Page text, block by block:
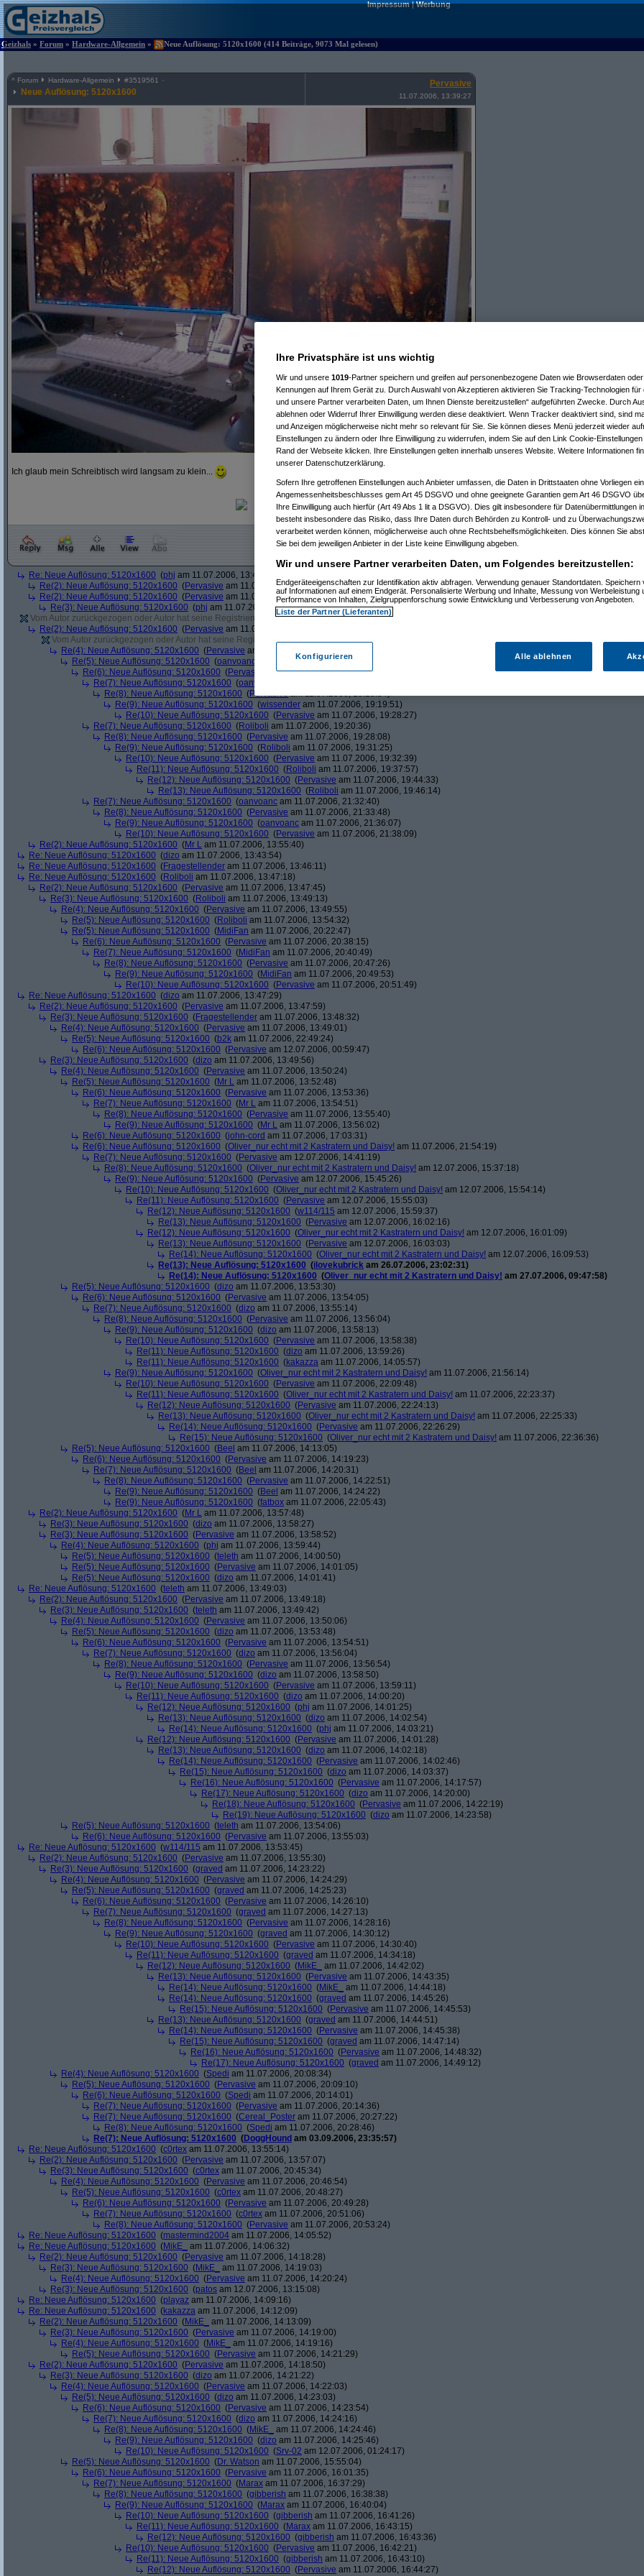
Impressum|Werbung
Geizhals » Forum » Hardware-Allgemein » Neue Auflösung: 5120x1600 (414 Beiträge, 9073 Mal gelesen)
^ Forum Hardware-Allgemein #3519561
Neue Auflösung: 5120x1600
Pervasive
11.07.2006, 13:39:27
Ich glaub mein Schreibtisch wird langsam zu klein...
Re: Neue Auflösung: 5120x1600 (phj am 11.07.2006, 13:40:39)
Re(2): Neue Auflösung: 5120x1600 (Pervasive am 11.07.2006, 13:41:12)
Re(2): Neue Auflösung: 5120x1600 (Pervasive am 11.07.2006, 13:51:49)
Re(3): Neue Auflösung: 5120x1600 (phj am 11.07.2006, 13:52:12)
Vom Autor zurückgezogen oder Autor hat seine Registrierung nicht bestätigt(Nagelfaram 11.07.2006, 13:41:09)
Re(2): Neue Auflösung: 5120x1600 (Pervasive am 11.07.2006, 13:41:43)
Vom Autor zurückgezogen oder Autor hat seine Registrierung nicht bestätigt(Nagelfar
Re(4): Neue Auflösung: 5120x1600 (Pervasive am 11.07.2006, 13:43:22)
Re(5): Neue Auflösung: 5120x1600 (oanvoanc
am 11.07.2006, 19:06:23)
Re(6): Neue Auflösung: 5120x1600 (Pervasive
am 11.07.2006, 19:16:41)
Re(7): Neue Auflösung: 5120x1600 (oanvoanc
Re(8): Neue Auflösung: 5120x1600 (Pervasiveam 11.07.2006, 19:18:54)
Re(9): Neue Auflösung: 5120x1600 (wissender am 11.07.2006, 19:19:51)
Re(10): Neue Auflösung: 5120x1600 (Pervasive am 11.07.2006, 19:28:27)
Re(7): Neue Auflösung: 5120x1600 (Roliboli am 11.07.2006, 19:20:36)
Re(8): Neue Auflösung: 5120x1600 (Pervasive am 11.07.2006, 19:28:08)
Re(9): Neue Auflösung: 5120x1600 (Roliboli am 11.07.2006, 19:31:25)
Re(10): Neue Auflösung: 5120x1600 (Pervasive am 11.07.2006, 19:32:39)
Re(11): Neue Auflösung: 5120x1600 (Roliboli am 11.07.2006, 19:37:57)
Re(12): Neue Auflösung: 5120x1600 (Pervasive am 11.07.2006, 19:44:33)
Re(13): Neue Auflösung: 5120x1600 (Roliboli am 11.07.2006, 19:46:14)
Re(7): Neue Auflösung: 5120x1600 (oanvoanc am 11.07.2006, 21:32:40)
Re(8): Neue Auflösung: 5120x1600 (Pervasive am 11.07.2006, 21:33:48)
Re(9): Neue Auflösung: 5120x1600 (oanvoanc am 11.07.2006, 21:36:07)
Re(10): Neue Auflösung: 5120x1600 (Pervasive am 11.07.2006, 21:38:09)
Re(2): Neue Auflösung: 5120x1600 (Mr L am 11.07.2006, 13:55:40)
Re: Neue Auflösung: 5120x1600 (dizo am 11.07.2006, 13:43:54)
Re: Neue Auflösung: 5120x1600 (Fragestellender am 11.07.2006, 13:46:11)
Re: Neue Auflösung: 5120x1600 (Roliboli am 11.07.2006, 13:47:18)
Re(2): Neue Auflösung: 5120x1600 (Pervasive am 11.07.2006, 13:47:45)
Re(3): Neue Auflösung: 5120x1600 (Roliboli am 11.07.2006, 13:49:13)
Re(4): Neue Auflösung: 5120x1600 (Pervasive am 11.07.2006, 13:49:55)
Re(5): Neue Auflösung: 5120x1600 (Roliboli am 11.07.2006, 13:54:32)
Re(5): Neue Auflösung: 5120x1600 (MidiFan am 11.07.2006, 20:22:47)
Re(6): Neue Auflösung: 5120x1600 (Pervasive am 11.07.2006, 20:38:15)
Re(7): Neue Auflösung: 5120x1600 (MidiFan am 11.07.2006, 20:40:49)
Re(8): Neue Auflösung: 5120x1600 (Pervasive am 11.07.2006, 20:47:26)
Re(9): Neue Auflösung: 5120x1600 (MidiFan am 11.07.2006, 20:49:53)
Re(10): Neue Auflösung: 5120x1600 (Pervasive am 11.07.2006, 20:51:49)
Re: Neue Auflösung: 5120x1600 (dizo am 11.07.2006, 13:47:29)
Re(2): Neue Auflösung: 5120x1600 (Pervasive am 11.07.2006, 13:47:59)
Re(3): Neue Auflösung: 5120x1600 (Fragestellender am 11.07.2006, 13:48:32)
Re(4): Neue Auflösung: 5120x1600 (Pervasive am 11.07.2006, 13:49:01)
Re(5): Neue Auflösung: 5120x1600 (b2k am 11.07.2006, 22:49:24)
Re(6): Neue Auflösung: 5120x1600 (Pervasive am 12.07.2006, 00:59:47)
Re(3): Neue Auflösung: 5120x1600 (dizo am 11.07.2006, 13:49:56)
Re(4): Neue Auflösung: 5120x1600 (Pervasive am 11.07.2006, 13:50:24)
Re(5): Neue Auflösung: 5120x1600 (Mr L am 11.07.2006, 13:52:48)
Re(6): Neue Auflösung: 5120x1600 (Pervasive am 11.07.2006, 13:53:36)
Re(7): Neue Auflösung: 5120x1600 (Mr L am 11.07.2006, 13:54:51)
Re(8): Neue Auflösung: 5120x1600 (Pervasive am 11.07.2006, 13:55:40)
Re(9): Neue Auflösung: 5120x1600 (Mr L am 11.07.2006, 13:56:02)
Re(6): Neue Auflösung: 5120x1600 (john-cord am 11.07.2006, 17:03:31)
Re(6): Neue Auflösung: 5120x1600 (Oliver_nur echt mit 2 Kastratern und Daisy! am 11.07.2006, 21:54:19)
Re(7): Neue Auflösung: 5120x1600 (Pervasive am 12.07.2006, 14:41:19)
Re(8): Neue Auflösung: 5120x1600 (Oliver_nur echt mit 2 Kastratern und Daisy! am 12.07.2006, 15:37:18)
Re(9): Neue Auflösung: 5120x1600 (Pervasive am 12.07.2006, 15:45:26)
Re(10): Neue Auflösung: 5120x1600 (Oliver_nur echt mit 2 Kastratern und Daisy! am 12.07.2006, 15:54:14)
Re(11): Neue Auflösung: 5120x1600 (Pervasive am 12.07.2006, 15:55:03)
Re(12): Neue Auflösung: 5120x1600 (w114/115 am 12.07.2006, 15:59:37)
Re(13): Neue Auflösung: 5120x1600 (Pervasive am 12.07.2006, 16:02:16)
Re(12): Neue Auflösung: 5120x1600 (Oliver_nur echt mit 2 Kastratern und Daisy! am 12.07.2006, 16:01:09)
Re(13): Neue Auflösung: 5120x1600 (Pervasive am 12.07.2006, 16:03:03)
Re(14): Neue Auflösung: 5120x1600 (Oliver_nur echt mit 2 Kastratern und Daisy! am 12.07.2006, 16:09:53)
Re(13): Neue Auflösung: 5120x1600 (ilovekubrick am 26.07.2006, 23:02:31)
Re(14): Neue Auflösung: 5120x1600 (Oliver_nur echt mit 2 Kastratern und Daisy! am 27.07.2006, 09:47:58)
Re(5): Neue Auflösung: 5120x1600 (dizo am 11.07.2006, 13:53:30)
Re(6): Neue Auflösung: 5120x1600 (Pervasive am 11.07.2006, 13:54:05)
Re(7): Neue Auflösung: 5120x1600 (dizo am 11.07.2006, 13:55:14)
Re(8): Neue Auflösung: 5120x1600 (Pervasive am 11.07.2006, 13:56:04)
Re(9): Neue Auflösung: 5120x1600 (dizo am 11.07.2006, 13:58:13)
Re(10): Neue Auflösung: 5120x1600 (Pervasive am 11.07.2006, 13:58:38)
Re(11): Neue Auflösung: 5120x1600 (dizo am 11.07.2006, 13:59:26)
Re(11): Neue Auflösung: 5120x1600 (kakazza am 11.07.2006, 14:05:57)
Re(9): Neue Auflösung: 5120x1600 (Oliver_nur echt mit 2 Kastratern und Daisy! am 11.07.2006, 21:56:14)
Re(10): Neue Auflösung: 5120x1600 (Pervasive am 11.07.2006, 22:09:48)
Re(11): Neue Auflösung: 5120x1600 (Oliver_nur echt mit 2 Kastratern und Daisy! am 11.07.2006, 22:23:37)
Re(12): Neue Auflösung: 5120x1600 (Pervasive am 11.07.2006, 22:24:13)
Re(13): Neue Auflösung: 5120x1600 (Oliver_nur echt mit 2 Kastratern und Daisy! am 11.07.2006, 22:25:33)
Re(14): Neue Auflösung: 5120x1600 (Pervasive am 11.07.2006, 22:26:29)
Re(15): Neue Auflösung: 5120x1600 (Oliver_nur echt mit 2 Kastratern und Daisy! am 11.07.2006, 22:36:36)
Re(5): Neue Auflösung: 5120x1600 (Beel am 11.07.2006, 14:13:05)
Re(6): Neue Auflösung: 5120x1600 (Pervasive am 11.07.2006, 14:19:23)
Re(7): Neue Auflösung: 5120x1600 (Beel am 11.07.2006, 14:20:31)
Re(8): Neue Auflösung: 5120x1600 (Pervasive am 11.07.2006, 14:22:51)
Re(9): Neue Auflösung: 5120x1600 (Beel am 11.07.2006, 14:24:22)
Re(9): Neue Auflösung: 5120x1600 (fatbox am 11.07.2006, 22:05:43)
Re(2): Neue Auflösung: 5120x1600 (Mr L am 11.07.2006, 13:57:48)
Re(3): Neue Auflösung: 5120x1600 (dizo am 11.07.2006, 13:58:27)
Re(3): Neue Auflösung: 5120x1600 (Pervasive am 11.07.2006, 13:58:52)
Re(4): Neue Auflösung: 5120x1600 (phj am 11.07.2006, 13:59:44)
Re(5): Neue Auflösung: 5120x1600 (teleth am 11.07.2006, 14:00:50)
Re(5): Neue Auflösung: 5120x1600 (Pervasive am 11.07.2006, 14:01:05)
Re(5): Neue Auflösung: 5120x1600 (dizo am 11.07.2006, 14:01:41)
Re: Neue Auflösung: 5120x1600 (teleth am 11.07.2006, 13:49:03)
Re(2): Neue Auflösung: 5120x1600 (Pervasive am 11.07.2006, 13:49:18)
Re(3): Neue Auflösung: 5120x1600 (teleth am 11.07.2006, 13:49:42)
Re(4): Neue Auflösung: 5120x1600 (Pervasive am 11.07.2006, 13:50:06)
Re(5): Neue Auflösung: 5120x1600 (dizo am 11.07.2006, 13:53:48)
Re(6): Neue Auflösung: 5120x1600 (Pervasive am 11.07.2006, 13:54:51)
Re(7): Neue Auflösung: 5120x1600 (dizo am 11.07.2006, 13:56:04)
Re(8): Neue Auflösung: 5120x1600 (Pervasive am 11.07.2006, 13:56:54)
Re(9): Neue Auflösung: 5120x1600 (dizo am 11.07.2006, 13:58:50)
Re(10): Neue Auflösung: 5120x1600 (Pervasive am 11.07.2006, 13:59:11)
Re(11): Neue Auflösung: 5120x1600 (dizo am 11.07.2006, 14:00:20)
Re(12): Neue Auflösung: 5120x1600 (phj am 11.07.2006, 14:01:25)
Re(13): Neue Auflösung: 5120x1600 (dizo am 11.07.2006, 14:02:54)
Re(14): Neue Auflösung: 5120x1600 (phj am 11.07.2006, 14:03:21)
Re(12): Neue Auflösung: 5120x1600 (Pervasive am 11.07.2006, 14:01:28)
Re(13): Neue Auflösung: 5120x1600 (dizo am 11.07.2006, 14:02:18)
Re(14): Neue Auflösung: 5120x1600 (Pervasive am 11.07.2006, 14:02:46)
Re(15): Neue Auflösung: 5120x1600 (dizo am 11.07.2006, 14:03:37)
Re(16): Neue Auflösung: 5120x1600 (Pervasive am 11.07.2006, 14:17:57)
Re(17): Neue Auflösung: 5120x1600 (dizo am 11.07.2006, 14:20:00)
Re(18): Neue Auflösung: 5120x1600 (Pervasive am 11.07.2006, 14:22:19)
Re(19): Neue Auflösung: 5120x1600 (dizo am 11.07.2006, 14:23:58)
Re(5): Neue Auflösung: 5120x1600 (teleth am 11.07.2006, 13:54:06)
Re(6): Neue Auflösung: 5120x1600 (Pervasive am 11.07.2006, 13:55:03)
Re: Neue Auflösung: 5120x1600 (w114/115 am 11.07.2006, 13:53:45)
Re(2): Neue Auflösung: 5120x1600 (Pervasive am 11.07.2006, 13:55:30)
Re(3): Neue Auflösung: 5120x1600 (graved am 11.07.2006, 14:23:22)
Re(4): Neue Auflösung: 5120x1600 (Pervasive am 11.07.2006, 14:24:29)
Re(5): Neue Auflösung: 5120x1600 (graved am 11.07.2006, 14:25:23)
Re(6): Neue Auflösung: 5120x1600 (Pervasive am 11.07.2006, 14:26:10)
Re(7): Neue Auflösung: 5120x1600 (graved am 11.07.2006, 14:27:13)
Re(8): Neue Auflösung: 5120x1600 (Pervasive am 11.07.2006, 14:28:16)
Re(9): Neue Auflösung: 5120x1600 (graved am 11.07.2006, 14:30:12)
Re(10): Neue Auflösung: 5120x1600 (Pervasive am 11.07.2006, 14:30:40)
Re(11): Neue Auflösung: 5120x1600 (graved am 11.07.2006, 14:34:18)
Re(12): Neue Auflösung: 5120x1600 (MikE_
am 11.07.2006, 14:42:02)
Re(13): Neue Auflösung: 5120x1600 (Pervasive am 11.07.2006, 14:43:35)
Re(14): Neue Auflösung: 5120x1600 (MikE_
am 11.07.2006, 14:44:18)
Re(14): Neue Auflösung: 5120x1600 (graved am 11.07.2006, 14:45:26)
Re(15): Neue Auflösung: 5120x1600 (Pervasive am 11.07.2006, 14:45:53)
Re(13): Neue Auflösung: 5120x1600 (graved am 11.07.2006, 14:44:51)
Re(14): Neue Auflösung: 5120x1600 (Pervasive am 11.07.2006, 14:45:38)
Re(15): Neue Auflösung: 5120x1600 (graved am 11.07.2006, 14:47:14)
Re(16): Neue Auflösung: 5120x1600 (Pervasive am 11.07.2006, 14:48:32)
Re(17): Neue Auflösung: 5120x1600 (graved am 11.07.2006, 14:49:12)
Re(4): Neue Auflösung: 5120x1600 (Spedi am 11.07.2006, 20:08:34)
Re(5): Neue Auflösung: 5120x1600 (Pervasive am 11.07.2006, 20:09:10)
Re(6): Neue Auflösung: 5120x1600 (Spedi am 11.07.2006, 20:14:01)
Re(7): Neue Auflösung: 5120x1600 (Pervasive am 11.07.2006, 20:14:36)
Re(7): Neue Auflösung: 5120x1600 (Cereal_Poster am 11.07.2006, 20:27:22)
Re(8): Neue Auflösung: 5120x1600 (Spedi am 11.07.2006, 20:28:46)
Re(7): Neue Auflösung: 5120x1600 (DoggHound am 03.09.2006, 23:35:57)
Re: Neue Auflösung: 5120x1600 (c0rtex am 11.07.2006, 13:55:14)
Re(2): Neue Auflösung: 5120x1600 (Pervasive am 11.07.2006, 13:57:07)
Re(3): Neue Auflösung: 5120x1600 (c0rtex am 11.07.2006, 20:45:34)
Re(4): Neue Auflösung: 5120x1600 (Pervasive am 11.07.2006, 20:46:54)
Re(5): Neue Auflösung: 5120x1600 (c0rtex am 11.07.2006, 20:48:27)
Re(6): Neue Auflösung: 5120x1600 (Pervasive am 11.07.2006, 20:49:28)
Re(7): Neue Auflösung: 5120x1600 (c0rtex am 11.07.2006, 20:51:06)
Re(8): Neue Auflösung: 5120x1600 (Pervasive am 11.07.2006, 20:53:24)
Re: Neue Auflösung: 5120x1600 (mastermind2004 am 11.07.2006, 14:05:52)
Re: Neue Auflösung: 5120x1600 (MikE_
am 11.07.2006, 14:06:32)
Re(2): Neue Auflösung: 5120x1600 (Pervasive am 11.07.2006, 14:18:28)
Re(3): Neue Auflösung: 5120x1600 (MikE_
am 11.07.2006, 14:19:03)
Re(4): Neue Auflösung: 5120x1600 (Pervasive am 11.07.2006, 14:20:24)
Re(3): Neue Auflösung: 5120x1600 (patos am 12.07.2006, 13:15:08)
Re: Neue Auflösung: 5120x1600 (playaz am 11.07.2006, 14:09:16)
Re: Neue Auflösung: 5120x1600 (kakazza am 11.07.2006, 14:12:09)
Re(2): Neue Auflösung: 5120x1600 (MikE_
am 11.07.2006, 14:13:09)
Re(3): Neue Auflösung: 5120x1600 (Pervasive am 11.07.2006, 14:19:00)
Re(4): Neue Auflösung: 5120x1600 (MikE_
am 11.07.2006, 14:19:16)
Re(5): Neue Auflösung: 5120x1600 (Pervasive am 11.07.2006, 14:21:29)
Re(2): Neue Auflösung: 5120x1600 (Pervasive am 11.07.2006, 14:18:50)
Re(3): Neue Auflösung: 5120x1600 (dizo am 11.07.2006, 14:21:22)
Re(4): Neue Auflösung: 5120x1600 (Pervasive am 11.07.2006, 14:22:03)
Re(5): Neue Auflösung: 5120x1600 (dizo am 11.07.2006, 14:23:03)
Re(6): Neue Auflösung: 5120x1600 (Pervasive am 11.07.2006, 14:23:54)
Re(7): Neue Auflösung: 5120x1600 (dizo am 11.07.2006, 14:24:16)
Re(8): Neue Auflösung: 5120x1600 (MikE_
am 11.07.2006, 14:24:46)
Re(9): Neue Auflösung: 5120x1600 (dizo am 11.07.2006, 14:25:46)
Re(10): Neue Auflösung: 5120x1600 (Srv-02 am 12.07.2006, 01:24:17)
Re(5): Neue Auflösung: 5120x1600 (Dr. Watson am 11.07.2006, 15:55:04)
Re(6): Neue Auflösung: 5120x1600 (Pervasive am 11.07.2006, 16:01:35)
Re(7): Neue Auflösung: 5120x1600 (Marax am 11.07.2006, 16:37:29)
Re(8): Neue Auflösung: 5120x1600 (gibberish am 11.07.2006, 16:38:38)
Re(9): Neue Auflösung: 5120x1600 (Marax am 11.07.2006, 16:40:04)
Re(10): Neue Auflösung: 5120x1600 (gibberish am 11.07.2006, 16:41:26)
Re(11): Neue Auflösung: 5120x1600 (Marax am 11.07.2006, 16:43:15)
Re(12): Neue Auflösung: 5120x1600 (gibberish am 11.07.2006, 16:43:36)
Re(10): Neue Auflösung: 5120x1600 (Pervasive am 11.07.2006, 16:42:21)
Re(11): Neue Auflösung: 5120x1600 (gibberish am 11.07.2006, 16:43:10)
Re(12): Neue Auflösung: 5120x1600 (Pervasive am 11.07.2006, 16:44:27)
Ihre Privatsphäre ist uns wichtig
Wir und unsere 1019-Partner speichern und greifen auf personenbezogene Daten wie Browserdaten
Kennungen auf Ihrem Gerät zu. Durch Auswahl von Akzeptieren aktivieren Sie Tracking-Technologien für
und unsere Partner verarbeiten Daten, um Ihnen Dienste bereitzustellen“ aufgeführten Zwecke. Durch
ablehnen oder Widerruf Ihrer Einwilligung werden diese deaktiviert. Wenn Tracker deaktiviert sind, sind
und Anzeigen möglicherweise nicht mehr so relevant für Sie. Sie können dieses Menü jederzeit wieder
Einstellungen zu ändern oder Ihre Einwilligung zu widerrufen, indem Sie auf den Link Cookie-
Rand der Webseite klicken. Ihre Einstellungen gelten innerhalb unseres Website. Weitere Informationen
unserer Datenschutzerklärung.
Sofern Ihre getroffenen Einstellungen auch Anbieter umfassen, die Daten in Drittstaaten ohne Vorliegen
Angemessenheitsbeschlusses gem Art 45 DSGVO und ohne geeignete Garantien gem Art 46 DSGVO
Ihre Einwilligung auch hierfür (Art 49 Abs 1 lit a DSGVO). Dies gilt insbesondere für Datenübermittlungen
besteht insbesondere das Risiko, dass Ihre Daten durch Behörden zu Kontroll- und zu
verarbeitet werden können, möglicherweise auch ohne Rechtsbehelfsmöglichkeiten. Dies können Sie
Sie bei dem jeweiligen Anbieter in der Liste keine Einwilligung abgeben.
Wir und unsere Partner verarbeiten Daten, um Folgendes bereitzustellen:
Endgeräteeigenschaften zur Identifikation aktiv abfragen. Verwendung genauer Standortdaten. Speichern
auf Informationen auf einem Endgerät. Personalisierte Werbung und Inhalte, Messung von Werbeleistung
Performance von Inhalten, Zielgruppenforschung sowie Entwicklung und Verbesserung von Angeboten.
Liste der Partner (Lieferanten)
Konfigurieren Alle ablehnen